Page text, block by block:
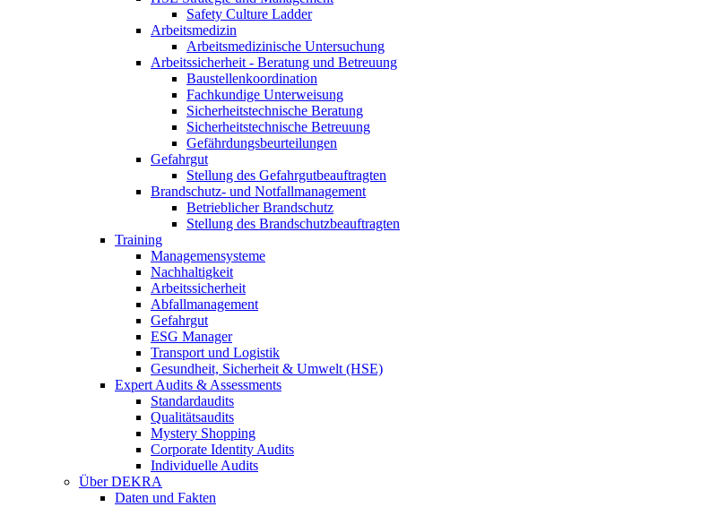
Safety Culture Ladder
Arbeitsmedizin
Arbeitsmedizinische Untersuchung
Arbeitssicherheit - Beratung und Betreuung
Baustellenkoordination
Fachkundige Unterweisung
Sicherheitstechnische Beratung
Sicherheitstechnische Betreuung
Gefährdungsbeurteilungen
Gefahrgut
Stellung des Gefahrgutbeauftragten
Brandschutz- und Notfallmanagement
Betrieblicher Brandschutz
Stellung des Brandschutzbeauftragten
Training
Managemensysteme
Nachhaltigkeit
Arbeitssicherheit
Abfallmanagement
Gefahrgut
ESG Manager
Transport und Logistik
Gesundheit, Sicherheit & Umwelt (HSE)
Expert Audits & Assessments
Standardaudits
Qualitätsaudits
Mystery Shopping
Corporate Identity Audits
Individuelle Audits
Über DEKRA
Daten und Fakten